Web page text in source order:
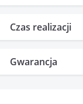
Czas realizacji
Gwarancja